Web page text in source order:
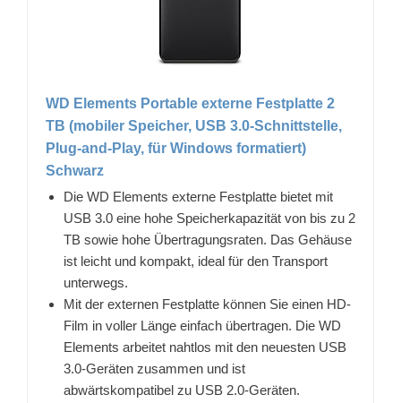
WD Elements Portable externe Festplatte 2
TB (mobiler Speicher, USB 3.0-Schnittstelle,
Plug-and-Play, für Windows formatiert)
Schwarz
Die WD Elements externe Festplatte bietet mit
USB 3.0 eine hohe Speicherkapazität von bis zu 2
TB sowie hohe Übertragungsraten. Das Gehäuse
ist leicht und kompakt, ideal für den Transport
unterwegs.
Mit der externen Festplatte können Sie einen HD-
Film in voller Länge einfach übertragen. Die WD
Elements arbeitet nahtlos mit den neuesten USB
3.0-Geräten zusammen und ist
abwärtskompatibel zu USB 2.0-Geräten.